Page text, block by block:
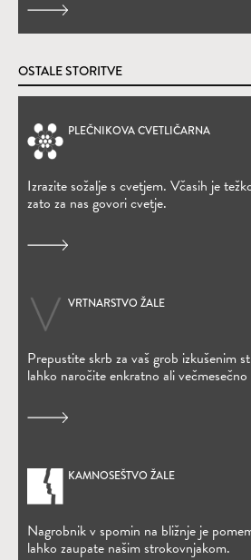
OSTALE STORITVE
PLEČNIKOVA CVETLIČARNA
Izrazite sožalje s cvetjem. Včasih je
zato za nas govori cvetje.
(Odpre se v novem oknu)
VRTNARSTVO ŽALE
Prepustite skrb za vaš grob izkušenim
lahko naročite enkratno ali
KAMNOSEŠTVO ŽALE
Nagrobnik v spomin na bližnje je
lahko zaupate našim strokovnjakom.